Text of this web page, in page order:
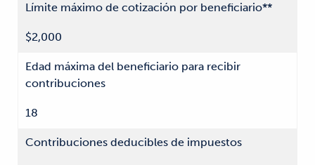
Límite máximo de cotización por beneficiario**
$2,000
Edad máxima del beneficiario para recibir
contribuciones
18
Contribuciones deducibles de impuestos